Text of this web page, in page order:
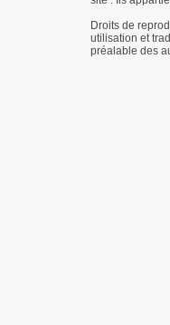
Droits de
utilisation et
préalable des